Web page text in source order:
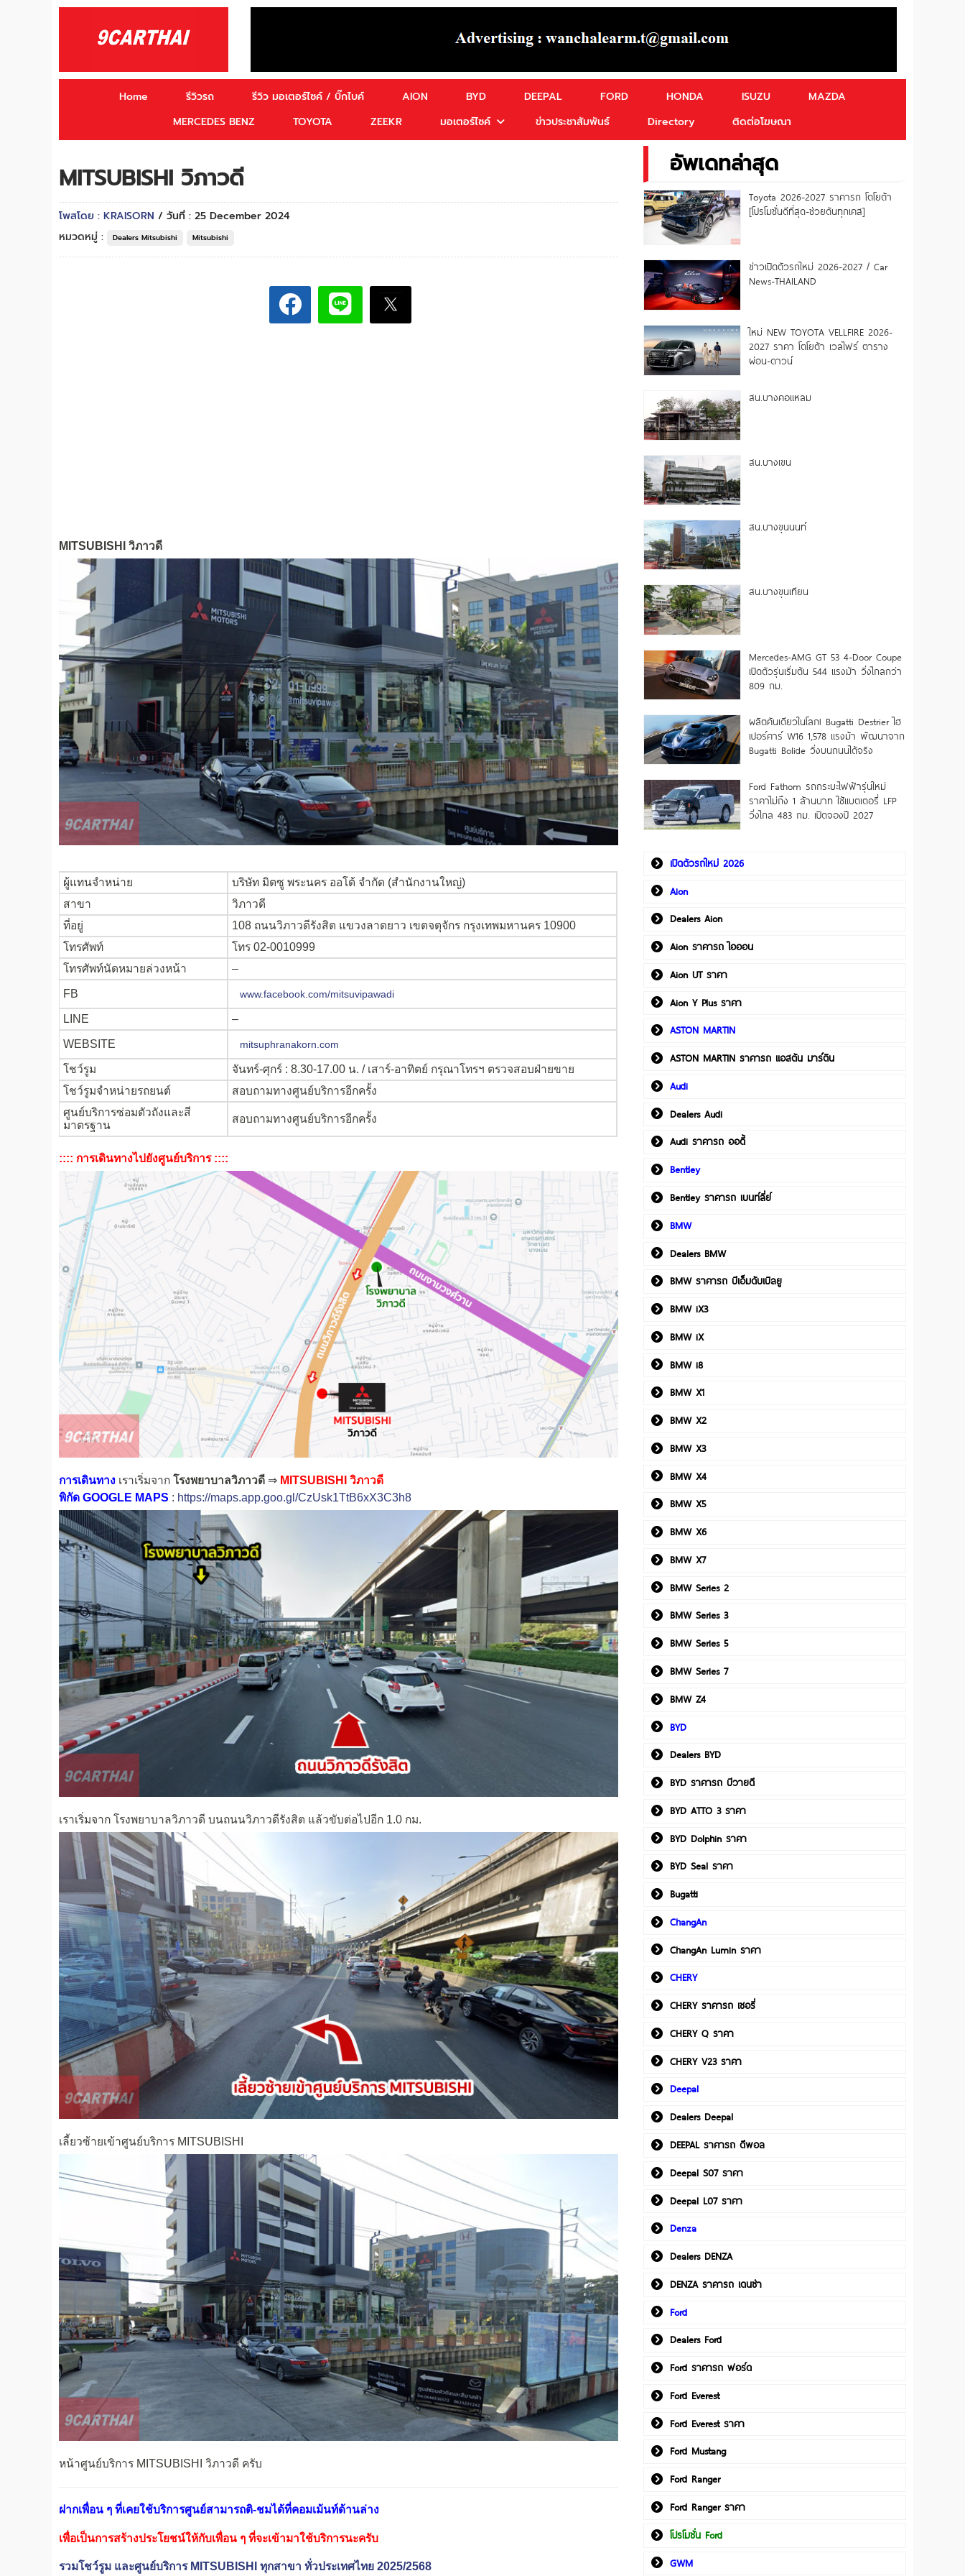
Home รีวิวรถ รีวิว มอเตอร์ไซค์ / บิ๊กไบค์ AION BYD DEEPAL FORD HONDA ISUZU
MAZDA
MERCEDES BENZ
TOYOTA ZEEKR มอเตอร์ไซค์ ข่าวประชาสัมพันธ์ Directory ติดต่อโฆษณา
MITSUBISHI วิภาวดี
โพสโดย : KRAISORN / วันที่ : 25 December 2024
หมวดหมู่ :
Dealers Mitsubishi Mitsubishi
MITSUBISHI วิภาวดี
ผู้แทนจำหน่าย
บริษัท มิตซู พระนคร ออโต้ จำกัด (สำนักงานใหญ่)
สาขา
วิภาวดี
ที่อยู่
108 ถนนวิภาวดีรังสิต แขวงลาดยาว เขตจตุจักร กรุงเทพมหานคร 10900
โทรศัพท์
โทร 02-0010999
โทรศัพท์นัดหมายล่วงหน้า
–
FB www.facebook.com/mitsuvipawadi
LINE –
WEBSITE mitsuphranakorn.com
โชว์รูม
จันทร์-ศุกร์ : 8.30-17.00 น. / เสาร์-อาทิตย์ กรุณาโทรฯ ตรวจสอบฝ่ายขาย
โชว์รูมจำหน่ายรถยนต์
สอบถามทางศูนย์บริการอีกครั้ง
ศูนย์บริการซ่อมตัวถังและสี
มาตรฐาน
สอบถามทางศูนย์บริการอีกครั้ง
:::: การเดินทางไปยังศูนย์บริการ ::::
การเดินทาง เราเริ่มจาก โรงพยาบาลวิภาวดี ⇒ MITSUBISHI วิภาวดี
พิกัด GOOGLE MAPS : https://maps.app.goo.gl/CzUsk1TtB6xX3C3h8
เราเริ่มจาก โรงพยาบาลวิภาวดี บนถนนวิภาวดีรังสิต แล้วขับต่อไปอีก 1.0 กม.
เลี้ยวซ้ายเข้าศูนย์บริการ MITSUBISHI
หน้าศูนย์บริการ MITSUBISHI วิภาวดี ครับ
ฝากเพื่อน ๆ ที่เคยใช้บริการศูนย์สามารถติ-ชมได้ที่คอมเม้นท์ด้านล่าง
เพื่อเป็นการสร้างประโยชน์ให้กับเพื่อน ๆ ที่จะเข้ามาใช้บริการนะครับ
รวมโชว์รูม และศูนย์บริการ MITSUBISHI ทุกสาขา ทั่วประเทศไทย 2025/2568
อัพเดทล่าสุด
Toyota 2026-2027 ราคารถ โตโยต้า
[โปรโมชั่นดีที่สุด-ช่วยดันทุกเคส]
ข่าวเปิดตัวรถใหม่ 2026-2027 / Car
News-THAILAND
ใหม่ NEW TOYOTA VELLFIRE 2026-
2027 ราคา โตโยต้า เวลไฟร์ ตาราง
ผ่อน-ดาวน์
สน.บางคอแหลม
สน.บางเขน
สน.บางขุนนนท์
สน.บางขุนเทียน
Mercedes-AMG GT 53 4-Door Coupe
เปิดตัวรุ่นเริ่มต้น 544 แรงม้า วิ่งไกลกว่า
809 กม.
ผลิตคันเดียวในโลก! Bugatti Destrier ไฮ
เปอร์คาร์ W16 1,578 แรงม้า พัฒนาจาก
Bugatti Bolide วิ่งบนถนนได้จริง
Ford Fathom รถกระบะไฟฟ้ารุ่นใหม่
ราคาไม่ถึง 1 ล้านบาท ใช้แบตเตอรี่ LFP
วิ่งไกล 483 กม. เปิดจองปี 2027
เปิดตัวรถใหม่ 2026
Aion
Dealers Aion
Aion ราคารถ ไอออน
Aion UT ราคา
Aion Y Plus ราคา
ASTON MARTIN
ASTON MARTIN ราคารถ แอสตัน มาร์ติน
Audi
Dealers Audi
Audi ราคารถ ออดี้
Bentley
Bentley ราคารถ เบนท์ลี่ย์
BMW
Dealers BMW
BMW ราคารถ บีเอ็มดับเบิลยู
BMW iX3
BMW iX
BMW i8
BMW X1
BMW X2
BMW X3
BMW X4
BMW X5
BMW X6
BMW X7
BMW Series 2
BMW Series 3
BMW Series 5
BMW Series 7
BMW Z4
BYD
Dealers BYD
BYD ราคารถ บีวายดี
BYD ATTO 3 ราคา
BYD Dolphin ราคา
BYD Seal ราคา
Bugatti
ChangAn
ChangAn Lumin ราคา
CHERY
CHERY ราคารถ เชอรี่
CHERY Q ราคา
CHERY V23 ราคา
Deepal
Dealers Deepal
DEEPAL ราคารถ ดีพอล
Deepal S07 ราคา
Deepal L07 ราคา
Denza
Dealers DENZA
DENZA ราคารถ เดนซ่า
Ford
Dealers Ford
Ford ราคารถ ฟอร์ด
Ford Everest
Ford Everest ราคา
Ford Mustang
Ford Ranger
Ford Ranger ราคา
โปรโมชั่น Ford
GWM